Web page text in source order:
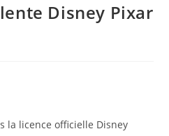
Disney Pixar
la licence officielle Disney